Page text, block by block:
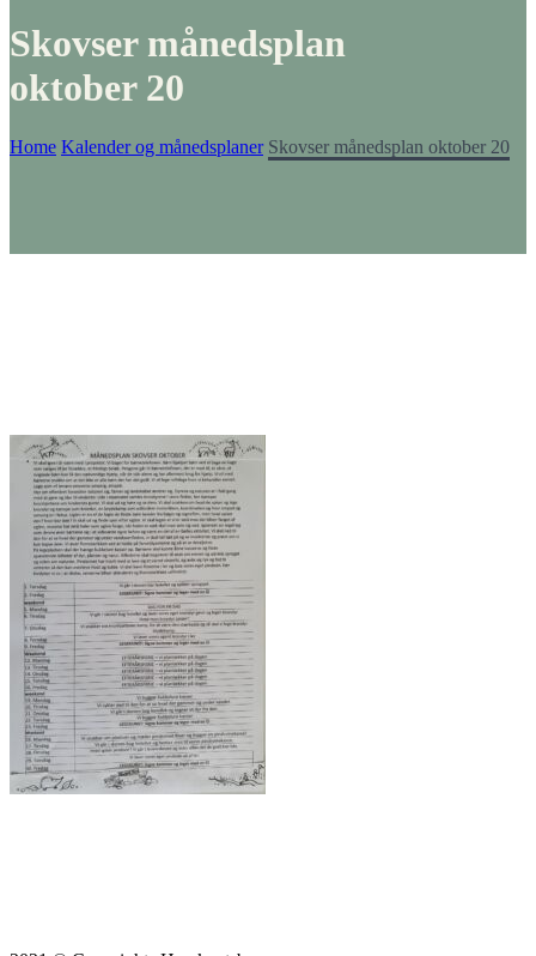
Skovser månedsplan
oktober 20
Home Kalender og månedsplaner Skovser månedsplan oktober 20